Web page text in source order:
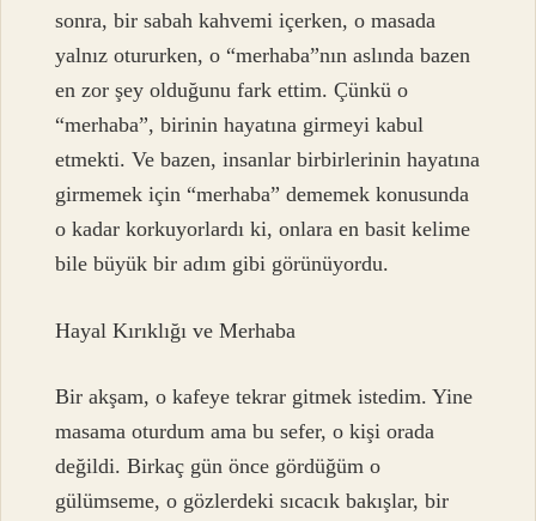
sonra, bir sabah kahvemi içerken, o masada
yalnız otururken, o “merhaba”nın aslında bazen
en zor şey olduğunu fark ettim. Çünkü o
“merhaba”, birinin hayatına girmeyi kabul
etmekti. Ve bazen, insanlar birbirlerinin hayatına
girmemek için “merhaba” dememek konusunda
o kadar korkuyorlardı ki, onlara en basit kelime
bile büyük bir adım gibi görünüyordu.
Hayal Kırıklığı ve Merhaba
Bir akşam, o kafeye tekrar gitmek istedim. Yine
masama oturdum ama bu sefer, o kişi orada
değildi. Birkaç gün önce gördüğüm o
gülümseme, o gözlerdeki sıcacık bakışlar, bir